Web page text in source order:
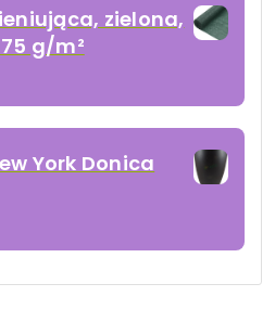
zielona,
75 g/m²
York Donica